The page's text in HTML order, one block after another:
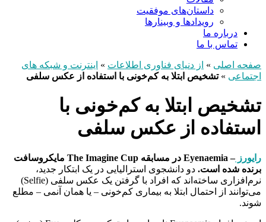
داستان‌های موفقیت
رویدادها و وبینارها
درباره ما
تماس با ما
صفحه اصلی » از دنیای فناوری اطلاعات » اینترنت و شبکه های
اجتماعی »تشخیص ابتلا به کم‌خونی با استفاده از عکس سلفی
تشخیص ابتلا به کم‌خونی با
استفاده از عکس سلفی
رایورز
– Eyenaemia در مسابقه The Imagine Cup مایکروسافت
برنده شده است. دو دانشجوی استرالیایی در یک ابتکار جدید،
نرم‌افزاری ساخته‌اند که افراد با گرفتن یک عکس سلفی (Selfie)
می‌توانند از احتمال ابتلا به بیماری کم‌خونی – یا همان آنمی – مطلع
شوند.